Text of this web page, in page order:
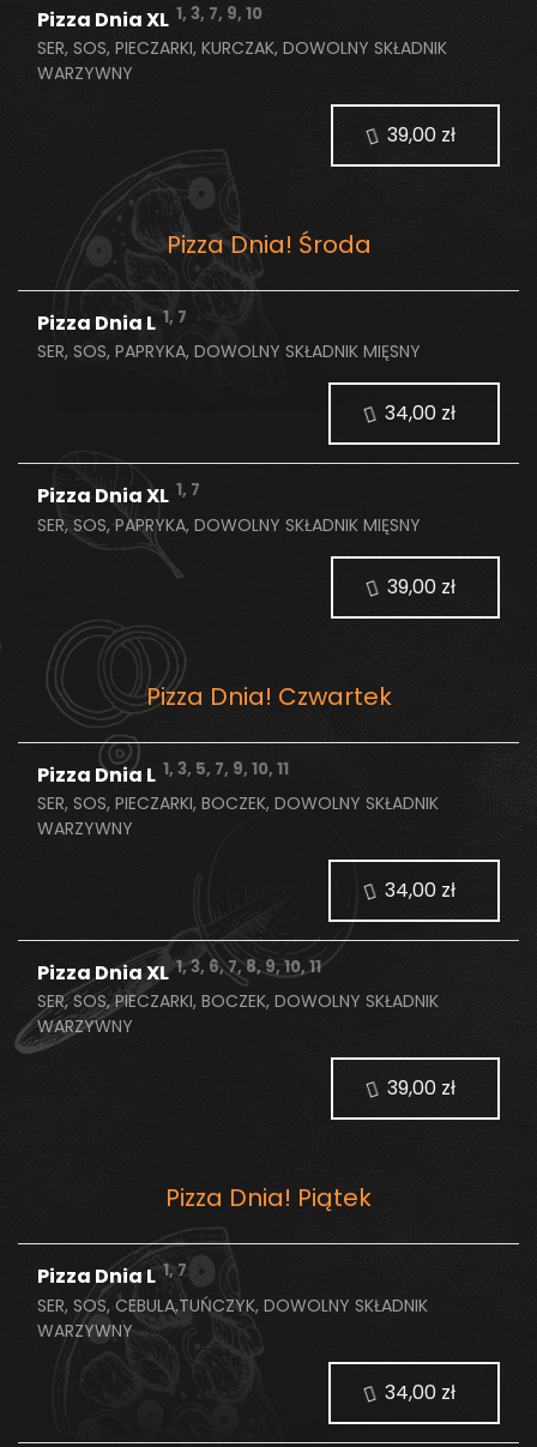
Pizza Dnia XL 1, 3, 7, 9, 10
SER, SOS, PIECZARKI, KURCZAK, DOWOLNY SKŁADNIK
WARZYWNY
Pizza Dnia! Środa
Pizza Dnia L 1, 7
SER, SOS, PAPRYKA, DOWOLNY SKŁADNIK MIĘSNY
Pizza Dnia XL 1, 7
SER, SOS, PAPRYKA, DOWOLNY SKŁADNIK MIĘSNY
Pizza Dnia! Czwartek
Pizza Dnia L 1, 3, 5, 7, 9, 10, 11
SER, SOS, PIECZARKI, BOCZEK, DOWOLNY SKŁADNIK
WARZYWNY
Pizza Dnia XL1, 3, 6, 7, 8, 9, 10, 11
SER, SOS, PIECZARKI, BOCZEK, DOWOLNY SKŁADNIK
WARZYWNY
Pizza Dnia! Piątek
Pizza Dnia L1, 7
SER, SOS, CEBULA,TUŃCZYK, DOWOLNY SKŁADNIK
WARZYWNY